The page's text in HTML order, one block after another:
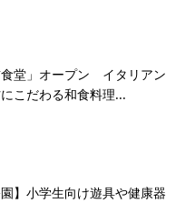
食堂」オープン イタリアン
こだわる和食料理...
園】小学生向け遊具や健康器